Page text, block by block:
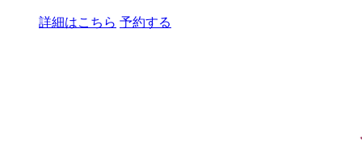
詳細はこちら 予約する